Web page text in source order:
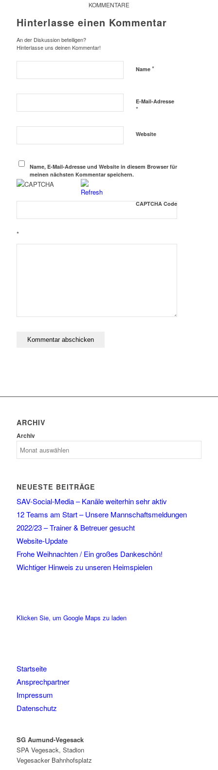
KOMMENTARE
Hinterlasse einen Kommentar
An der Diskussion beteiligen?
Hinterlasse uns deinen Kommentar!
Name *
E-Mail-Adresse
*
Website
Name, E-Mail-Adresse und Website in diesem Browser für
meinen nächsten Kommentar speichern.
CAPTCHA Code
*
ARCHIV
Archiv
NEUESTE BEITRÄGE
SAV-Social-Media – Kanäle weiterhin sehr aktiv
12 Teams am Start – Unsere Mannschaftsmeldungen
2022/23 – Trainer & Betreuer gesucht
Website-Update
Frohe Weihnachten / Ein großes Dankeschön!
Wichtiger Hinweis zu unseren Heimspielen
Klicken Sie, um Google Maps zu laden
Startseite
Ansprechpartner
Impressum
Datenschutz
SG Aumund-Vegesack
SPA Vegesack, Stadion
Vegesacker Bahnhofsplatz